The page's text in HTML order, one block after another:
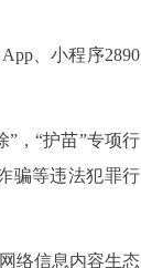
、小程序2890
，“护苗”专项行
骗等违法犯罪行
络信息内容生态